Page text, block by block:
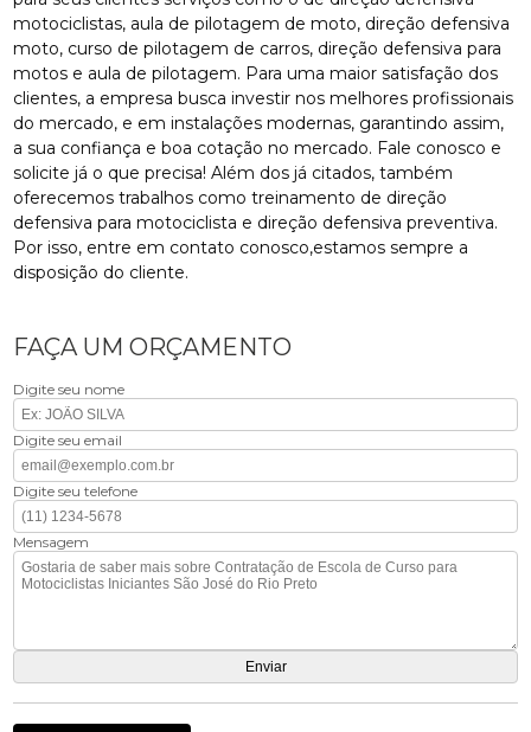
motociclistas, aula de pilotagem de moto, direção defensiva
moto, curso de pilotagem de carros, direção defensiva para
motos e aula de pilotagem. Para uma maior satisfação dos
clientes, a empresa busca investir nos melhores profissionais
do mercado, e em instalações modernas, garantindo assim,
a sua confiança e boa cotação no mercado. Fale conosco e
solicite já o que precisa! Além dos já citados, também
oferecemos trabalhos como treinamento de direção
defensiva para motociclista e direção defensiva preventiva.
Por isso, entre em contato conosco,estamos sempre a
disposição do cliente.
FAÇA UM ORÇAMENTO
Digite seu nome
Digite seu email
Digite seu telefone
Mensagem